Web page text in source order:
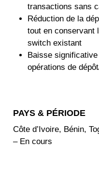
transactions sans
Réduction de la
tout en conservant
switch existant
Baisse
opérations de
PAYS & PÉRIODE
Côte d’Ivoire, Bénin,
– En cours